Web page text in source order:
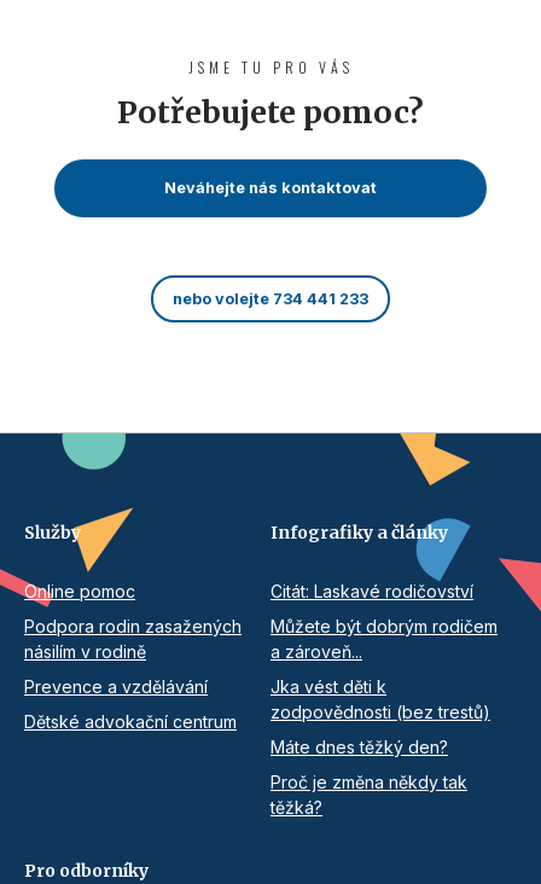
JSME TU PRO VÁS
Potřebujete pomoc?
Neváhejte nás kontaktovat
nebo volejte 734 441 233
Služby
Online pomoc
Podpora rodin zasažených
násilím v rodině
Prevence a vzdělávání
Dětské advokační centrum
Infografiky a články
Citát: Laskavé rodičovství
Můžete být dobrým rodičem
a zároveň...
Jka vést děti k
zodpovědnosti (bez trestů)
Máte dnes těžký den?
Proč je změna někdy tak
těžká?
Pro odborníky